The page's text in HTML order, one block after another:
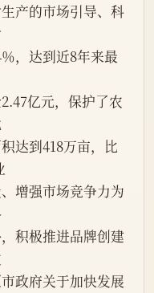
产的市场引导、科
，达到近8年来最
亿元，保护了农
达到418万亩，比
增强市场竞争力为
积极推进品牌创建
政府关于加快发展